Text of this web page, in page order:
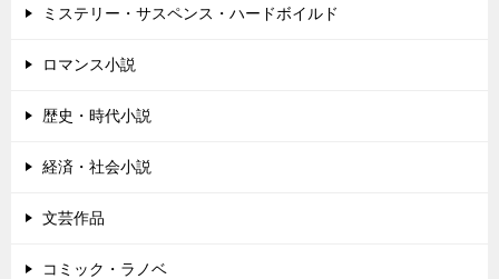
ミステリー・サスペンス・ハードボイルド
ロマンス小説
歴史・時代小説
経済・社会小説
文芸作品
コミック・ラノベ